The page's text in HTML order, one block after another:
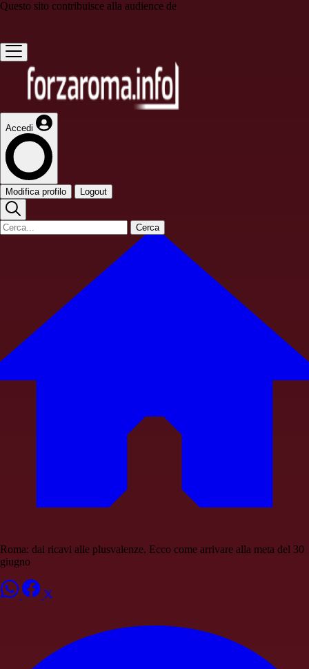
Questo sito contribuisce alla audience de
Accedi
Modifica profilo Logout
Cerca
Roma: dai ricavi alle plusvalenze. Ecco come arrivare alla meta del 30
giugno